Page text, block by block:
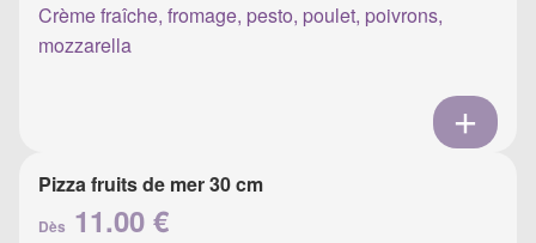
Crème fraîche, fromage, pesto, poulet, poivrons,
mozzarella
Pizza fruits de mer 30 cm
Dès 11.00 €